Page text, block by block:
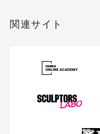
関連サイト